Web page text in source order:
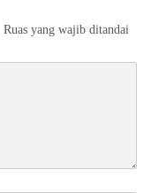
Ruas yang wajib ditandai